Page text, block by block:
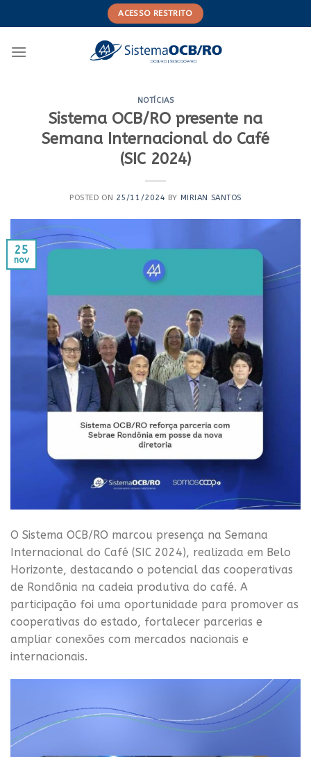
to
ACESSO RESTRITO
NOTÍCIAS
Sistema OCB/RO presente na
Semana Internacional do Café
(SIC 2024)
POSTED ON 25/11/2024 BY MIRIAN SANTOS
25
nov
O Sistema OCB/RO marcou presença na Semana
Internacional do Café (SIC 2024), realizada em Belo
Horizonte, destacando o potencial das cooperativas
de Rondônia na cadeia produtiva do café. A
participação foi uma oportunidade para promover as
cooperativas do estado, fortalecer parcerias e
ampliar conexões com mercados nacionais e
internacionais.